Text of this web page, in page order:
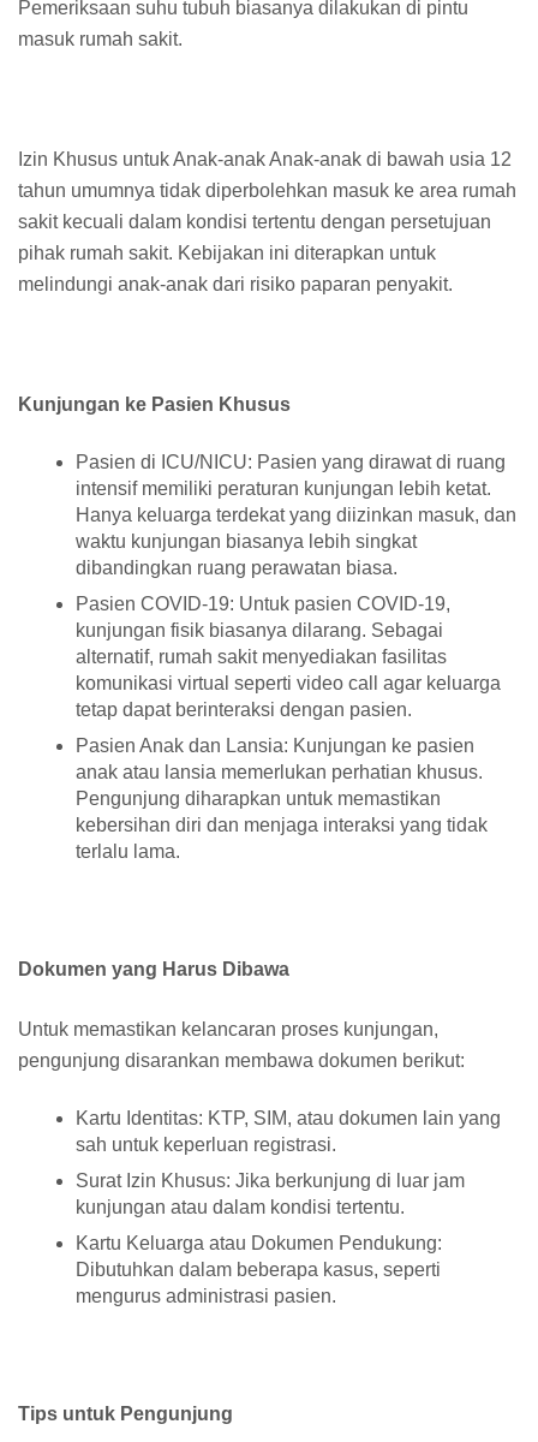
Pemeriksaan suhu tubuh biasanya dilakukan di pintu
masuk rumah sakit.
Izin Khusus untuk Anak-anak Anak-anak di bawah usia 12
tahun umumnya tidak diperbolehkan masuk ke area rumah
sakit kecuali dalam kondisi tertentu dengan persetujuan
pihak rumah sakit. Kebijakan ini diterapkan untuk
melindungi anak-anak dari risiko paparan penyakit.
Kunjungan ke Pasien Khusus
Pasien di ICU/NICU: Pasien yang dirawat di ruang
intensif memiliki peraturan kunjungan lebih ketat.
Hanya keluarga terdekat yang diizinkan masuk, dan
waktu kunjungan biasanya lebih singkat
dibandingkan ruang perawatan biasa.
Pasien COVID-19: Untuk pasien COVID-19,
kunjungan fisik biasanya dilarang. Sebagai
alternatif, rumah sakit menyediakan fasilitas
komunikasi virtual seperti video call agar keluarga
tetap dapat berinteraksi dengan pasien.
Pasien Anak dan Lansia: Kunjungan ke pasien
anak atau lansia memerlukan perhatian khusus.
Pengunjung diharapkan untuk memastikan
kebersihan diri dan menjaga interaksi yang tidak
terlalu lama.
Dokumen yang Harus Dibawa
Untuk memastikan kelancaran proses kunjungan,
pengunjung disarankan membawa dokumen berikut:
Kartu Identitas: KTP, SIM, atau dokumen lain yang
sah untuk keperluan registrasi.
Surat Izin Khusus: Jika berkunjung di luar jam
kunjungan atau dalam kondisi tertentu.
Kartu Keluarga atau Dokumen Pendukung:
Dibutuhkan dalam beberapa kasus, seperti
mengurus administrasi pasien.
Tips untuk Pengunjung